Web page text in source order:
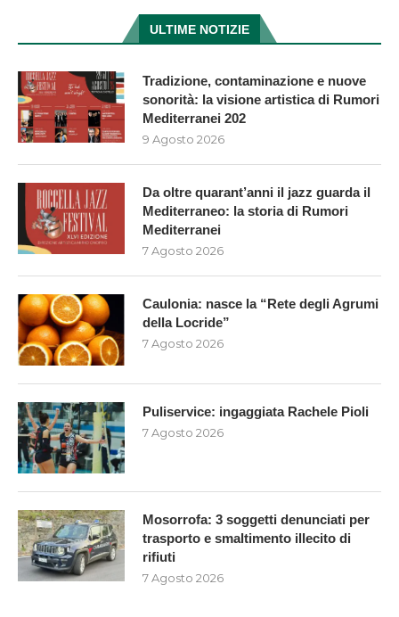
ULTIME NOTIZIE
Tradizione, contaminazione e nuove
sonorità: la visione artistica di Rumori
Mediterranei 202
9 Agosto 2026
Da oltre quarant’anni il jazz guarda il
Mediterraneo: la storia di Rumori
Mediterranei
7 Agosto 2026
Caulonia: nasce la “Rete degli Agrumi
della Locride”
7 Agosto 2026
Puliservice: ingaggiata Rachele Pioli
7 Agosto 2026
Mosorrofa: 3 soggetti denunciati per
trasporto e smaltimento illecito di
rifiuti
7 Agosto 2026